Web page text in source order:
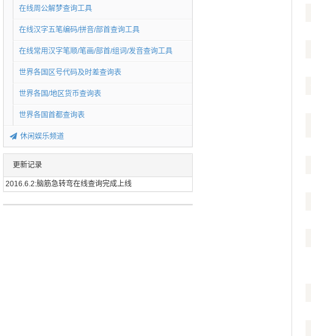
在线周公解梦查询工具
在线汉字五笔编码/拼音/部首查询工具
在线常用汉字笔顺/笔画/部首/组词/发音查询工具
世界各国区号代码及时差查询表
世界各国/地区货币查询表
世界各国首都查询表
休闲娱乐频道
更新记录
2016.6.2:脑筋急转弯在线查询完成上线